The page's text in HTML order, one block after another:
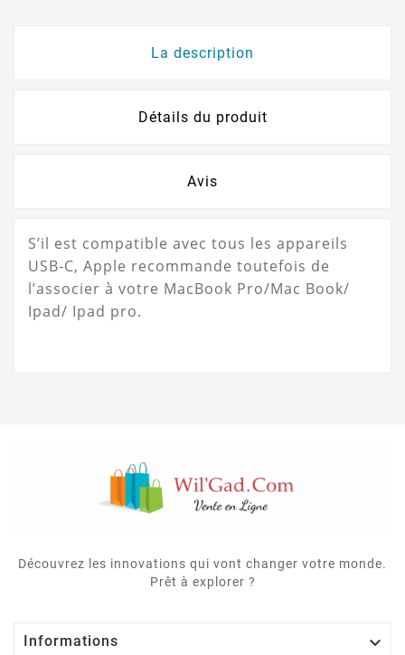
La description
Détails du produit
Avis
S’il est compatible avec tous les appareils
USB‑C, Apple recommande toutefois de
l’associer à votre MacBook Pro/Mac Book/
Ipad/ Ipad pro.
Découvrez les innovations qui vont changer votre monde.
Prêt à explorer ?
Informations 